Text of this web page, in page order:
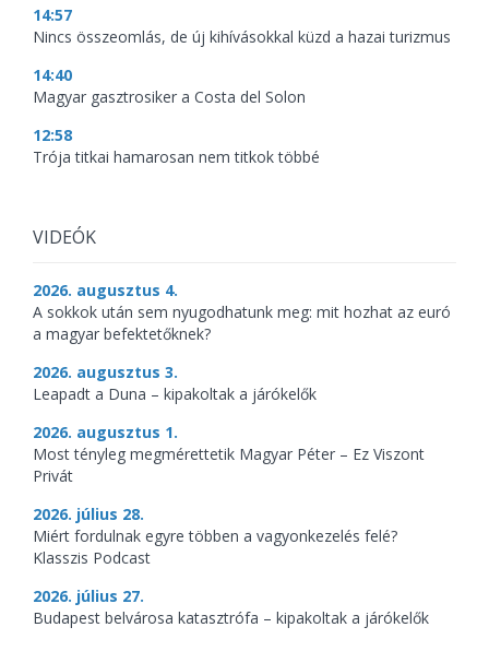
14:57
Nincs összeomlás, de új kihívásokkal küzd a hazai turizmus
14:40
Magyar gasztrosiker a Costa del Solon
12:58
Trója titkai hamarosan nem titkok többé
VIDEÓK
2026. augusztus 4.
A sokkok után sem nyugodhatunk meg: mit hozhat az euró
a magyar befektetőknek?
2026. augusztus 3.
Leapadt a Duna – kipakoltak a járókelők
2026. augusztus 1.
Most tényleg megmérettetik Magyar Péter – Ez Viszont
Privát
2026. július 28.
Miért fordulnak egyre többen a vagyonkezelés felé?
Klasszis Podcast
2026. július 27.
Budapest belvárosa katasztrófa – kipakoltak a járókelők